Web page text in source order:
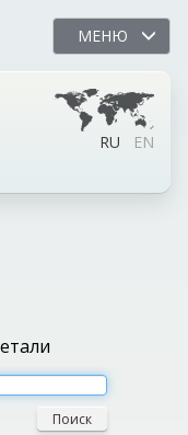
МЕНЮ
RU
EN
Поиск